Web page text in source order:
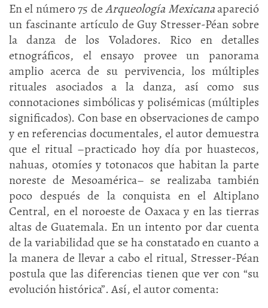
En el número 75 deArqueología Mexicanaapareció
un fascinante artículo de Guy Stresser-Péan sobre
la danza de los Voladores. Rico en detalles
etnográficos, el ensayo provee un panorama
amplio acerca de su pervivencia, los múltiples
rituales asociados a la danza, así como sus
connotaciones simbólicas y polisémicas (múltiples
significados). Con base en observaciones de campo
y en referencias documentales, el autor demuestra
que el ritual –practicado hoy día por huastecos,
nahuas, otomíes y totonacos que habitan la parte
noreste de Mesoamérica– se realizaba también
poco después de la conquista en el Altiplano
Central, en el noroeste de Oaxaca y en las tierras
altas de Guatemala. En un intento por dar cuenta
de la variabilidad que se ha constatado en cuanto a
la manera de llevar a cabo el ritual, Stresser-Péan
postula que las diferencias tienen que ver con “su
evolución histórica”. Así, el autor comenta: